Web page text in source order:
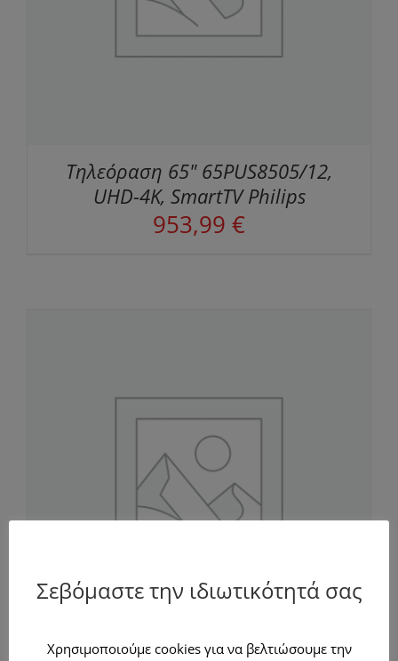
Τηλεόραση 65" 65PUS8505/12,
UHD-4K, SmartTV Philips
953,99 €
Σεβόμαστε την ιδιωτικότητά σας
Χρησιμοποιούμε cookies για να βελτιώσουμε την